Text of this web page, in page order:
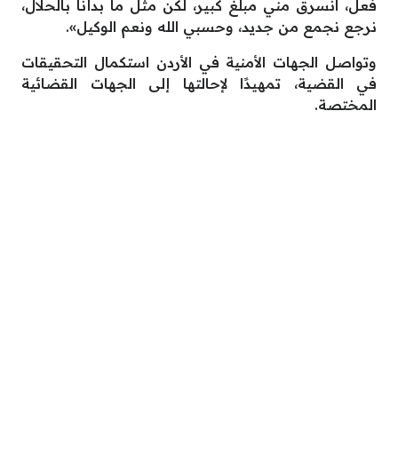
فعل، انسرق مني مبلغ كبير، لكن مثل ما بدأنا بالحلال،
نرجع نجمع من جديد، وحسبي الله ونعم الوكيل».
وتواصل الجهات الأمنية في الأردن استكمال التحقيقات
في القضية، تمهيدًا لإحالتها إلى الجهات القضائية
المختصة.